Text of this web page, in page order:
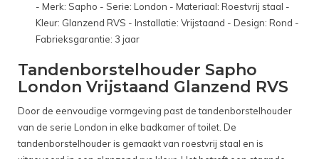
- Merk: Sapho - Serie: London - Materiaal: Roestvrij staal -
Kleur: Glanzend RVS - Installatie: Vrijstaand - Design: Rond -
Fabrieksgarantie: 3 jaar
Tandenborstelhouder Sapho
London Vrijstaand Glanzend RVS
Door de eenvoudige vormgeving past de tandenborstelhouder
van de serie London in elke badkamer of toilet. De
tandenborstelhouder is gemaakt van roestvrij staal en is